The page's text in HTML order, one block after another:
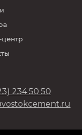
234 50 50